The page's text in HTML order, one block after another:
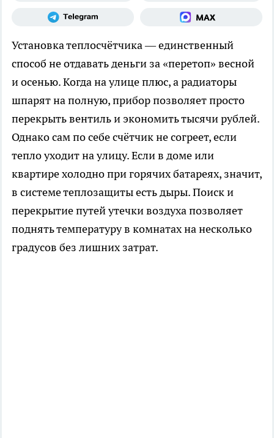
Установка теплосчётчика — единственный
способ не отдавать деньги за «перетоп» весной
и осенью. Когда на улице плюс, а радиаторы
шпарят на полную, прибор позволяет просто
перекрыть вентиль и экономить тысячи рублей.
Однако сам по себе счётчик не согреет, если
тепло уходит на улицу. Если в доме или
квартире холодно при горячих батареях, значит,
в системе теплозащиты есть дыры. Поиск и
перекрытие путей утечки воздуха позволяет
поднять температуру в комнатах на несколько
градусов без лишних затрат.